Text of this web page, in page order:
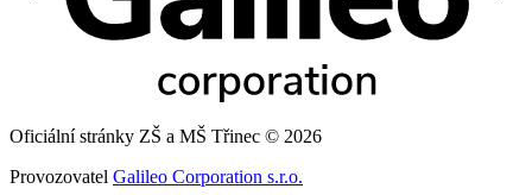
Oficiální stránky ZŠ a MŠ Třinec © 2026
Provozovatel Galileo Corporation s.r.o.